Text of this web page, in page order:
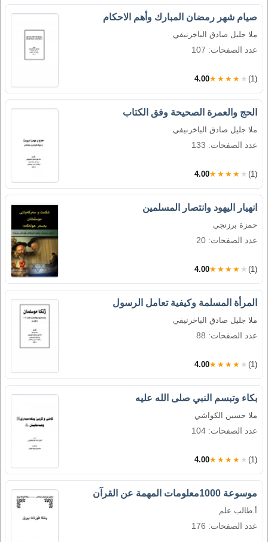
صيام شهر رمضان المبارك وأهم الاحكام
ملا جليل صادق الباخرنيفي
عدد الصفحات: 107
4.00★★★★★ (1)
الحج والعمرة الصحيحة وفق الكتاب
ملا جليل صادق الباخرنيفي
عدد الصفحات: 133
4.00★★★★★ (1)
انهيار اليهود وانتصار المسلمين
حمزة برزنجي
عدد الصفحات: 20
4.00★★★★★ (1)
المرأة المسلمة وكيفية تعامل الرسول
ملا جليل صادق الباخرنيفي
عدد الصفحات: 88
4.00★★★★★ (1)
بكاء وتبسم النبي صلى الله عليه
ملا حسين الكواشي
عدد الصفحات: 104
4.00★★★★★ (1)
موسوعة 1000معلومات المهمة عن القرآن
أ.طالب علم
عدد الصفحات: 176